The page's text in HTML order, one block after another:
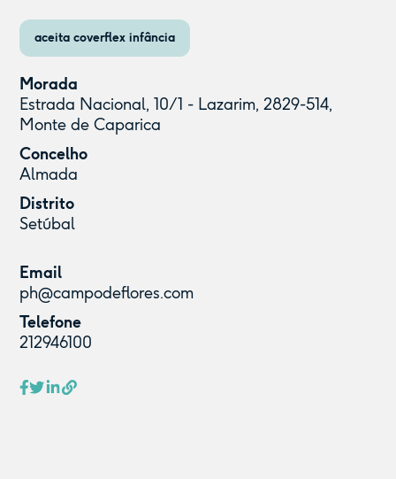
aceita coverflex infância
Morada
Estrada Nacional, 10/1 - Lazarim, 2829-514,
Monte de Caparica
Concelho
Almada
Distrito
Setúbal
Email
ph@campodeflores.com
Telefone
212946100